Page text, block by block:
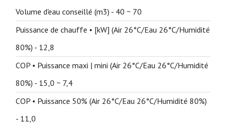
Volume d'eau conseillé (m3) - 40 ~ 70
Puissance de chauffe • [kW] (Air 26°C/Eau 26°C/Humidité
80%) - 12,8
COP • Puissance maxi | mini (Air 26°C/Eau 26°C/Humidité
80%) - 15,0 ~ 7,4
COP • Puissance 50% (Air 26°C/Eau 26°C/Humidité 80%)
- 11,0